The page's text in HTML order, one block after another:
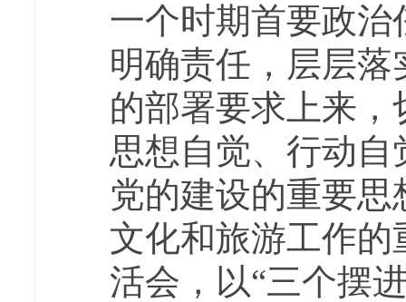
一个时期首要政
明确责任，层层
的部署要求上来
思想自觉、行动
党的建设的重要
文化和旅游工作
活会，以“三个摆